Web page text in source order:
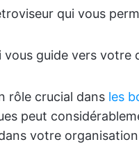
qui vous
vous guide vers votre
rôle crucial dans les
peut
votre